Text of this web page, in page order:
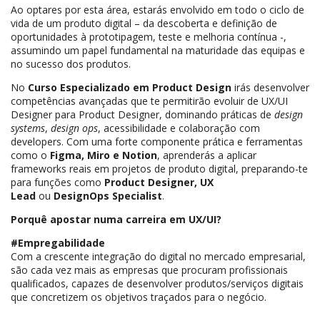
Ao optares por esta área, estarás envolvido em todo o ciclo de
vida de um produto digital – da descoberta e definição de
oportunidades à prototipagem, teste e melhoria contínua -,
assumindo um papel fundamental na maturidade das equipas e
no sucesso dos produtos.
No Curso Especializado em Product Design irás desenvolver
competências avançadas que te permitirão evoluir de UX/UI
Designer para Product Designer, dominando práticas de design
systems, design ops, acessibilidade e colaboração com
developers. Com uma forte componente prática e ferramentas
como o Figma, Miro e Notion, aprenderás a aplicar
frameworks reais em projetos de produto digital, preparando-te
para funções como Product Designer, UX
Lead ou DesignOps Specialist.
Porquê apostar numa carreira em UX/UI?
#Empregabilidade
Com a crescente integração do digital no mercado empresarial,
são cada vez mais as empresas que procuram profissionais
qualificados, capazes de desenvolver produtos/serviços digitais
que concretizem os objetivos traçados para o negócio.